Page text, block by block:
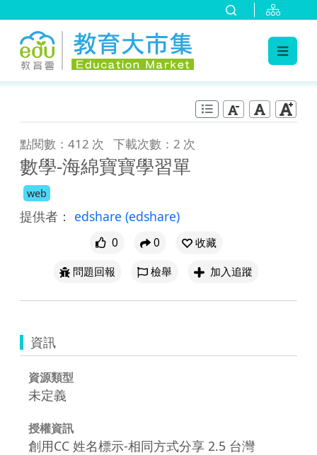
點閱數：412 次 下載次數：2 次
數學-海綿寶寶學習單
web
提供者： edshare (edshare)
0 0
收藏
問題回報
檢舉 加入追蹤
資訊
資源類型
未定義
授權資訊
創用CC 姓名標示-相同方式分享 2.5 台灣